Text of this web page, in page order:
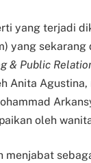
yang terjadi
yang sekarang
& Public
Anita Agustina,
oleh
menjabat